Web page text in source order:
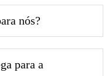
nós?
para a